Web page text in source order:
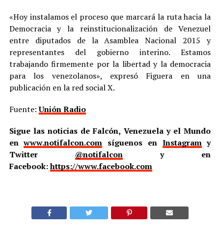
«Hoy instalamos el proceso que marcará la ruta hacia la
Democracia y la reinstitucionalización de Venezuel
entre diputados de la Asamblea Nacional 2015 y
representantes del gobierno interino. Estamos
trabajando firmemente por la libertad y la democracia
para los venezolanos», expresó Figuera en una
publicación en la red social X.
Fuente:Unión Radio
Sigue las noticias de Falcón, Venezuela y el Mundo
enwww.notifalcon.com síguenos en Instagramy
Twitter @notifalcony en
Facebook:https://www.facebook.com